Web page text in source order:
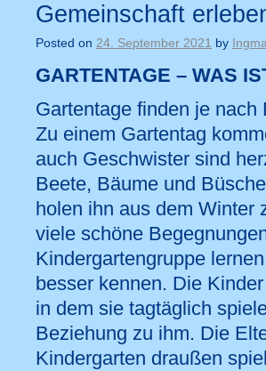
Gemeinschaft
Posted on 24. September 2021 by
GARTENTAGE – WAS
Gartentage finden je
Zu einem Gartentag
auch Geschwister sind
Beete, Bäume und
holen ihn aus dem Winter
viele schöne
Kindergartengruppe
besser kennen. Die
in dem sie tagtäglich
Beziehung zu ihm. Die
Kindergarten draußen